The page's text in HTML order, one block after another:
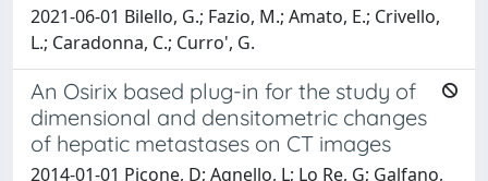
2021-06-01 Bilello, G.; Fazio, M.; Amato, E.; Crivello,
L.; Caradonna, C.; Curro', G.
An Osirix based plug-in for the study of
dimensional and densitometric changes
of hepatic metastases on CT images
2014-01-01 Picone, D; Agnello, L; Lo Re, G; Galfano,